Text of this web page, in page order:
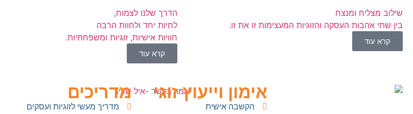
שילוב מצליח ומנצח
בין שתי אהבות העסקה והזוגיות המעצימות זו את זו.
קרא עוד
הדרך שלנו לצמוח,
לחיות יחד ולחוות הרבה
חוויות אישיות, זוגיות ומשפחתיות.
קרא עוד
אימון וייעוץ זוגי
הקשבה אישית
מדריכים
מדריך מעשי לזוגיות ועסקים